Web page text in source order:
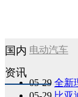
电动汽车
国内
资讯
05-29 全新